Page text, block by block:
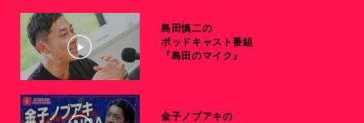
島田慎二の
ポッドキャスト番組
『島田のマイク』
金子ノブアキの